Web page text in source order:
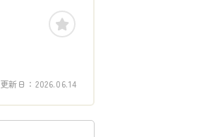
更新日： 2026.06.14